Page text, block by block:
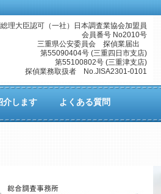
理大臣認可（一社）日本調査業協会加盟員
会員番号 No2010号
三重県公安委員会 探偵業届出
第55090404号 (三重四日市支店)
第55100802号 (三重津支店)
探偵業務取扱者 No.JISA2301-0101
します よくある質問